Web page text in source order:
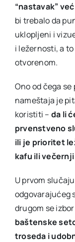
“nastavak”
bi trebalo da
uklopljeni i
i ležernosti, a
otvorenom.
Ono od čega
nameštaja je
koristiti – da li
prvenstveno
ili je prioritet
kafu ili
U prvom
odgovarajućeg
drugom se
baštenske
troseda i